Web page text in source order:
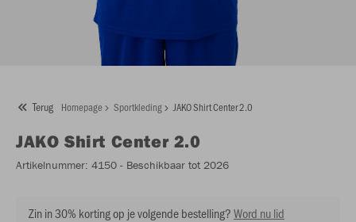
Terug Homepage Sportkleding JAKO Shirt Center 2.0
JAKO Shirt Center 2.0
Artikelnummer: 4150 - Beschikbaar tot 2026
Zin in 30% korting op je volgende bestelling?Word nu lid